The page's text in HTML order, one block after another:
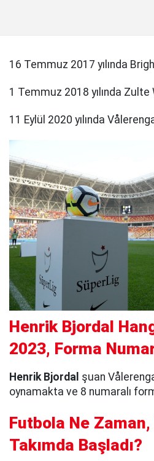
16 Temmuz 2017 yılında
1 Temmuz 2018 yılında
11 Eylül 2020 yılında
Henrik Bjordal
2023, Forma
Henrik Bjordal şuan
oynamakta ve 8 numaralı
Futbola Ne
Takımda Başladı?